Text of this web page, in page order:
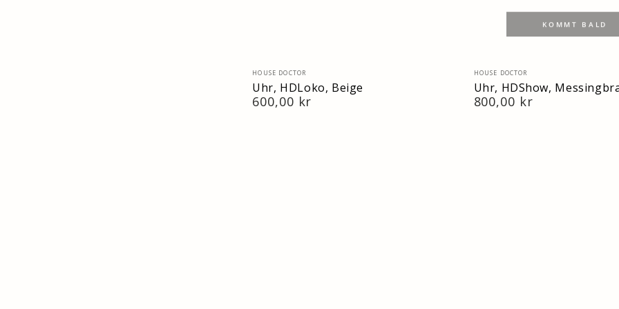
Verkäufer/in:
HOUSE DOCTOR
Uhr, HDLoko, Beige
Regulärer
Preis
600,00 kr
Verkäufer/in:
HOUSE DOCTOR
Uhr, HDShow,
Regulärer
Preis
800,00 kr
KOMMT BALD